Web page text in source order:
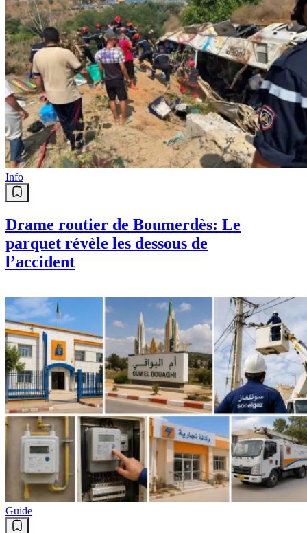
Info
Drame routier de Boumerdès: Le
parquet révèle les dessous de
l’accident
Guide